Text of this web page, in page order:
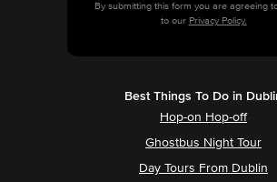
By submitting this form you are agreeing
to our Privacy Policy.
Best Things To Do in
Hop-on Hop-off
Ghostbus Night Tour
Day Tours From Dublin